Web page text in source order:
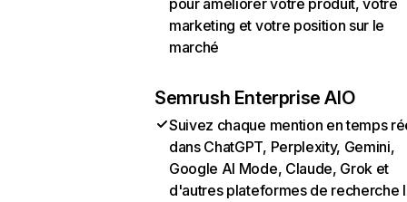
pour améliorer votre produit, votre
marketing et votre position sur le
marché
Semrush Enterprise AIO
Suivez chaque mention en temps
dans ChatGPT, Perplexity, Gemini,
Google AI Mode, Claude, Grok et
d'autres plateformes de recherche